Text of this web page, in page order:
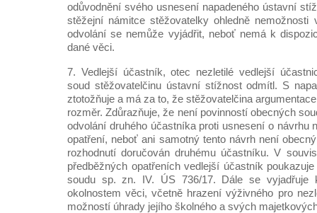
odůvodnění svého usnesení napadeného ústavní
stěžejní námitce stěžovatelky ohledně nemožnosti
odvolání se nemůže vyjádřit, neboť nemá k
dané věci.
7. Vedlejší účastník, otec nezletilé vedlejší
soud stěžovatelčinu ústavní stížnost odmítl. S
ztotožňuje a má za to, že stěžovatelčina
rozměr. Zdůrazňuje, že není povinností obecných
odvolání druhého účastníka proti usnesení o návrhu
opatření, neboť ani samotný tento návrh není
rozhodnutí doručován druhému účastníku. V
předběžných opatřeních vedlejší účastník
soudu sp. zn. IV. ÚS 736/17. Dále se vyjadřuje
okolnostem věci, včetně hrazení výživného pro
možností úhrady jejího školného a svých